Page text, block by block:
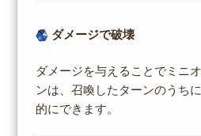
ダメージで破壊
ダメージを与えることでミニ
ンは、召喚したターンのうち
的にできます。